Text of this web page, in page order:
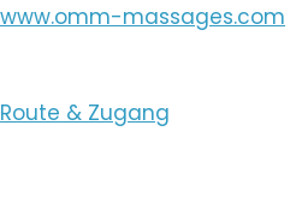
www.omm-massages.com
Route & Zugang